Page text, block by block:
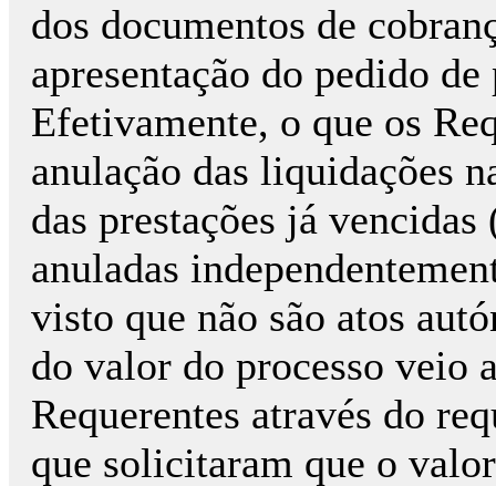
dos documentos de
apresentação do pedido
Efetivamente, o que os
anulação das liquidações
das prestações já
anuladas
visto que não são atos
do valor do processo veio
Requerentes através do
que solicitaram que o